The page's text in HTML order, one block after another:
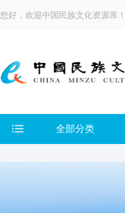
您好，欢迎中国民族文化资源库！
全部分类